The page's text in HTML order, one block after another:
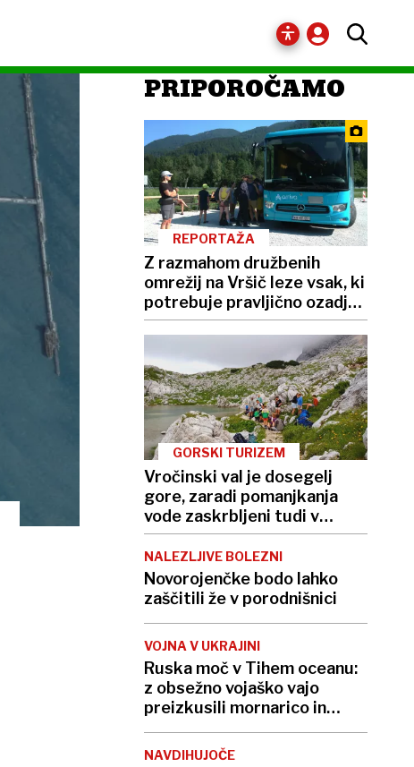
PRIPOROČAMO
REPORTAŽA
Z razmahom družbenih
omrežij na Vršič leze vsak, ki
potrebuje pravljično ozadje
za selfije
GORSKI TURIZEM
Vročinski val je dosegelj
gore, zaradi pomanjkanja
vode zaskrbljeni tudi v
kočah
NALEZLJIVE BOLEZNI
Novorojenčke bodo lahko
zaščitili že v porodnišnici
VOJNA V UKRAJINI
Ruska moč v Tihem oceanu:
z obsežno vojaško vajo
preizkusili mornarico in
balistične rakete
NAVDIHUJOČE